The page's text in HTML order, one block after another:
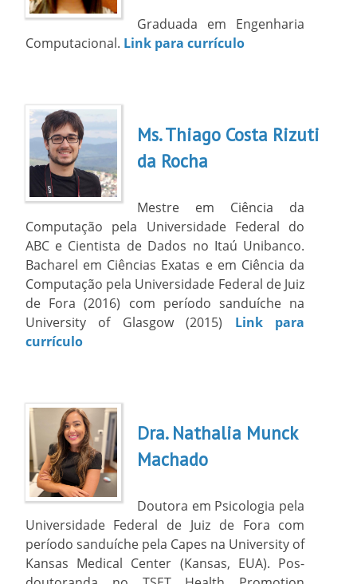
Graduada em Engenharia
Computacional. Link para currículo
Ms. Thiago Costa Rizuti
da Rocha
Mestre em Ciência da
Computação pela Universidade Federal do
ABC e Cientista de Dados no Itaú Unibanco.
Bacharel em Ciências Exatas e em Ciência da
Computação pela Universidade Federal de Juiz
de Fora (2016) com período sanduíche na
University of Glasgow (2015) Link para
currículo
Dra. Nathalia Munck
Machado
Doutora em Psicologia pela
Universidade Federal de Juiz de Fora com
período sanduíche pela Capes na University of
Kansas Medical Center (Kansas, EUA). Pos-